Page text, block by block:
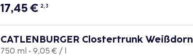
17,45€ 2, 3
CATLENBURGER Clostertrunk Weißdorn
750 ml • 9,05 € / l